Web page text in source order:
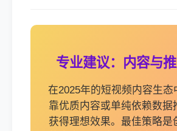
专业建议：内容与
在2025年的短视频内容生态
靠优质内容或单纯依赖数据
获得理想效果。最佳策略是